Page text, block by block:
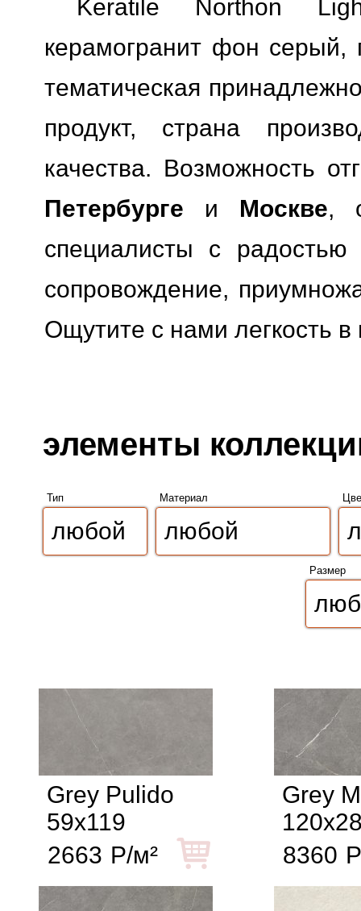
Keratile Northon
керамогранит фон серый,
тематическая
продукт, страна
качества. Возможность
Петербурге и Москве,
специалисты с радостью
сопровождение,
Ощутите с нами легкость
элементы
Тип Материал
Размер
Grey Pulido
59x119
2663 Р/м²
Grey
8360